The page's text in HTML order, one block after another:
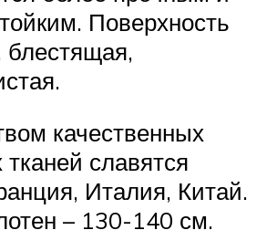
Поверхность
блестящая,
качественных
славятся
Италия, Китай.
– 130-140 см.